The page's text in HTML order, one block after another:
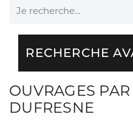
Je recherche...
RECHERCHE
OUVRAGES
DUFRESNE